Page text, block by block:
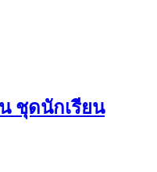
ชุดนักเรียน